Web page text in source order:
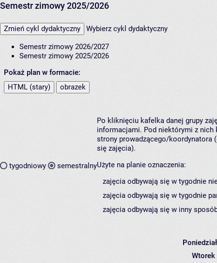
Semestr zimowy 2025/2026
Zmień cykl dydaktyczny Wybierz cykl dydaktyczny
Semestr zimowy 2026/2027
Semestr zimowy 2025/2026
Pokaż plan w formacie:
HTML (stary)
obrazek
tygodniowy semestralny
Po kliknięciu kafelka danej grupy
informacjami. Pod niektórymi z nich
strony prowadzącego/koordynatora
się zajęcia).
Użyte na planie oznaczenia:
zajęcia odbywają się w tygodnie
zajęcia odbywają się w tygodnie
zajęcia odbywają się w inny
Wtorek